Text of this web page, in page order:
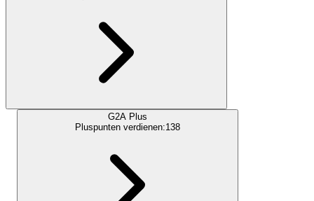
G2A Plus
Pluspunten verdienen:138